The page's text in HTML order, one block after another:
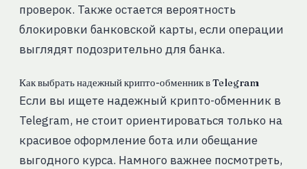
проверок. Также остается вероятность
блокировки банковской карты, если операции
выглядят подозрительно для банка.
Как выбрать надежный крипто-обменник в Telegram
Если вы ищете надежный крипто-обменник в
Telegram, не стоит ориентироваться только на
красивое оформление бота или обещание
выгодного курса. Намного важнее посмотреть,